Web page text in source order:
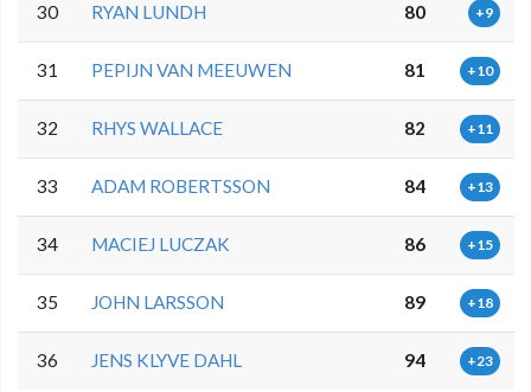
30 RYAN LUNDH 80 +9
31 PEPIJN VAN MEEUWEN 81 +10
32 RHYS WALLACE 82 +11
33 ADAM ROBERTSSON 84 +13
34 MACIEJ LUCZAK 86 +15
35 JOHN LARSSON 89 +18
36 JENS KLYVE DAHL 94 +23